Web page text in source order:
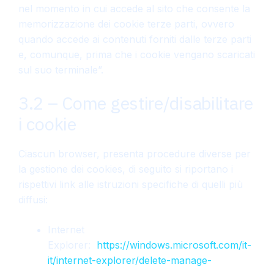
nel momento in cui accede al sito che consente la
memorizzazione dei cookie terze parti, ovvero
quando accede ai contenuti forniti dalle terze parti
e, comunque, prima che i cookie vengano scaricati
sul suo terminale”.
3.2 – Come gestire/disabilitare
i cookie
Ciascun browser, presenta procedure diverse per
la gestione dei cookies, di seguito si riportano i
rispettivi link alle istruzioni specifiche di quelli più
diffusi:
Internet
Explorer: https://windows.microsoft.com/it-
it/internet-explorer/delete-manage-